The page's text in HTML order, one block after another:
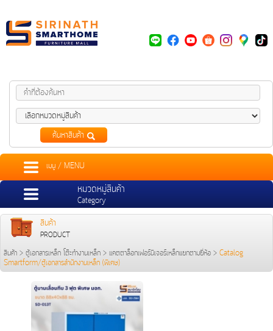
ค้นหาสินค้า
หมวดหมู่สินค้า
Category
เมนู / MENU
สินค้า
PRODUCT
สินค้า > ตู้เอกสารเหล็ก โต๊ะทำงานเหล็ก > แคตตาล็อกเฟอร์นิเจอร์เหล็กแยกตามยี่ห้อ > Catalog
Smartform/ตู้เอกสารสำนักงานเหล็ก (พิเศษ)